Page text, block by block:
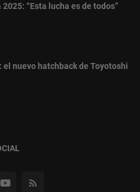
2025: “Esta lucha es de todos”
el nuevo hatchback de Toyotoshi